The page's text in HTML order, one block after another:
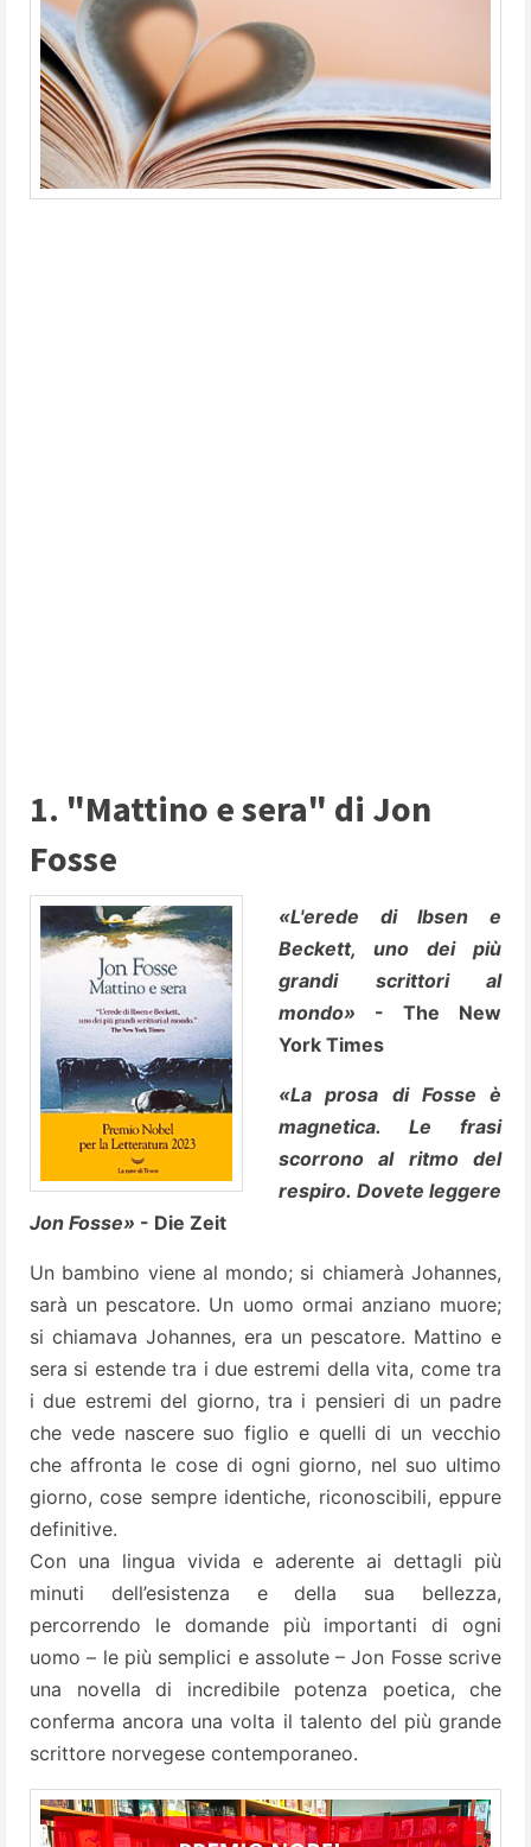
1. "Mattino e sera" di Jon
Fosse
«L'erede di Ibsen e
Beckett, uno dei più
grandi scrittori al
mondo» - The New
York Times
«La prosa di Fosse è
magnetica. Le frasi
scorrono al ritmo del
respiro. Dovete leggere
Jon Fosse» - Die Zeit
Un bambino viene al mondo; si chiamerà Johannes,
sarà un pescatore. Un uomo ormai anziano muore;
si chiamava Johannes, era un pescatore. Mattino e
sera si estende tra i due estremi della vita, come tra
i due estremi del giorno, tra i pensieri di un padre
che vede nascere suo figlio e quelli di un vecchio
che affronta le cose di ogni giorno, nel suo ultimo
giorno, cose sempre identiche, riconoscibili, eppure
definitive.
Con una lingua vivida e aderente ai dettagli più
minuti dell’esistenza e della sua bellezza,
percorrendo le domande più importanti di ogni
uomo – le più semplici e assolute – Jon Fosse scrive
una novella di incredibile potenza poetica, che
conferma ancora una volta il talento del più grande
scrittore norvegese contemporaneo.